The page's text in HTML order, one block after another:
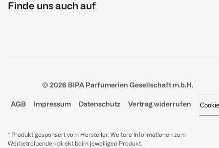
Finde uns auch auf
© 2026 BIPA Parfumerien Gesellschaft m.b.H.
AGB Impressum Datenschutz Vertrag widerrufen
* Produkt gesponsert vom Hersteller. Weitere Informationen zum
Werbetreibenden direkt beim jeweiligen Produkt.